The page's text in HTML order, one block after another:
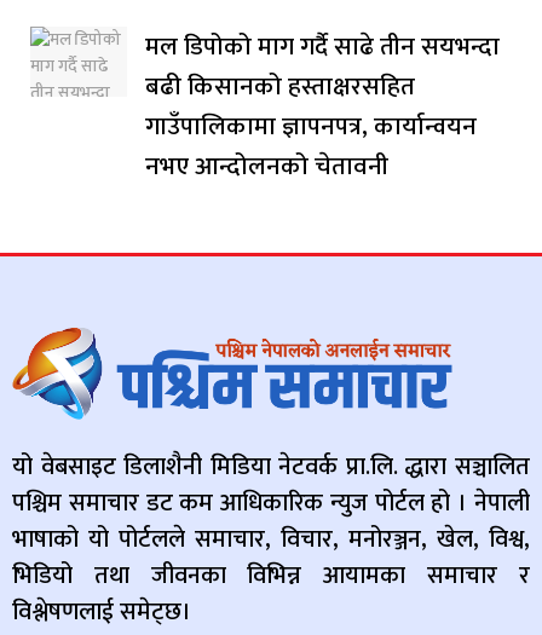
मल डिपोको माग गर्दै साढे तीन सयभन्दा
बढी किसानको हस्ताक्षरसहित
गाउँपालिकामा ज्ञापनपत्र, कार्यान्वयन
नभए आन्दोलनको चेतावनी
यो वेबसाइट डिलाशैनी मिडिया नेटवर्क प्रा.लि. द्धारा सञ्चालित
पश्चिम समाचार डट कम आधिकारिक न्युज पोर्टल हो । नेपाली
भाषाको यो पोर्टलले समाचार, विचार, मनोरञ्जन, खेल, विश्व,
भिडियो तथा जीवनका विभिन्न आयामका समाचार र
विश्लेषणलाई समेट्छ।